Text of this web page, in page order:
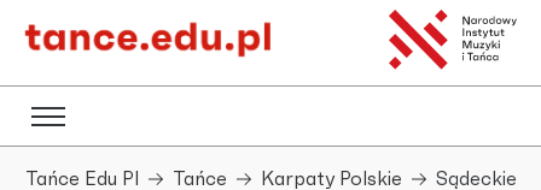
Tańce Edu Pl Tańce Karpaty Polskie Sądeckie